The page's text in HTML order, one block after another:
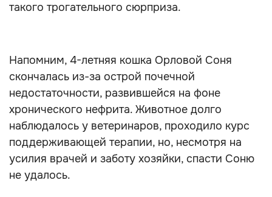
такого трогательного сюрприза.
Напомним, 4-летняя кошка Орловой Соня
скончалась из-за острой почечной
недостаточности, развившейся на фоне
хронического нефрита. Животное долго
наблюдалось у ветеринаров, проходило курс
поддерживающей терапии, но, несмотря на
усилия врачей и заботу хозяйки, спасти Соню
не удалось.